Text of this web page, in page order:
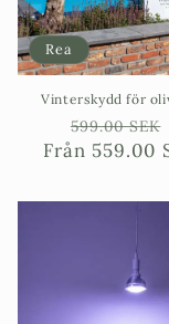
Rea
Vinterskydd för
Ordinarie
pris
599.00 SEK
Från 559.00